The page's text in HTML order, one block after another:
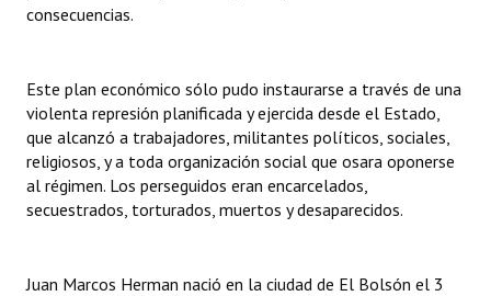
Resoluciones de Presidencia
INSTITUCIONAL
Antiguos Pobladores
Registros y Distinciones
consecuencias.
Este plan económico sólo pudo instaurarse a través de una
violenta represión planificada y ejercida desde el Estado,
que alcanzó a trabajadores, militantes políticos, sociales,
religiosos, y a toda organización social que osara oponerse
al régimen. Los perseguidos eran encarcelados,
secuestrados, torturados, muertos y desaparecidos.
Juan Marcos Herman nació en la ciudad de El Bolsón el 3